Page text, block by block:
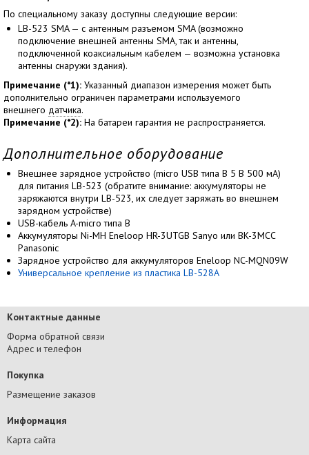
По специальному заказу доступны следующие версии:
LB-523 SMA — с антенным разъемом SMA (возможно
подключение внешней антенны SMA, так и антенны,
подключенной коаксиальным кабелем — возможна установка
антенны снаружи здания).
Примечание (*1): Указанный диапазон измерения может быть
дополнительно ограничен параметрами используемого
внешнего датчика.
Примечание (*2): На батареи гарантия не распространяется.
Дополнительное оборудование
Внешнее зарядное устройство (micro USB типа B 5 В 500 мА)
для питания LB-523 (обратите внимание: аккумуляторы не
заряжаются внутри LB-523, их следует заряжать во внешнем
зарядном устройстве)
USB-кабель A-micro типа B
Аккумуляторы Ni-MH Eneloop HR-3UTGB Sanyo или BK-3MCC
Panasonic
Зарядное устройство для аккумуляторов Eneloop NC-MQN09W
Универсальное крепление из пластика LB-528A
Контактные данные
Форма обратной связи
Адрес и телефон
Покупка
Размещение заказов
Информация
Карта сайта